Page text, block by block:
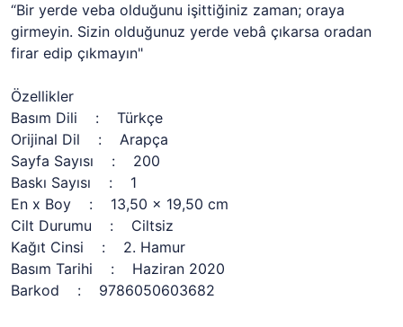
“Bir yerde veba olduğunu işittiğiniz zaman; oraya
girmeyin. Sizin olduğunuz yerde vebâ çıkarsa oradan
firar edip çıkmayın"
Özellikler
Basım Dili : Türkçe
Orijinal Dil : Arapça
Sayfa Sayısı : 200
Baskı Sayısı : 1
En x Boy : 13,50 x 19,50 cm
Cilt Durumu : Ciltsiz
Kağıt Cinsi : 2. Hamur
Basım Tarihi : Haziran 2020
Barkod : 9786050603682